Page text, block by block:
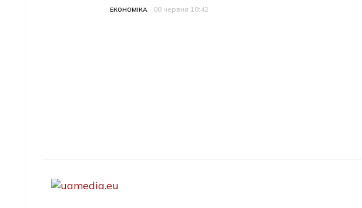
Категорія
ЕКОНОМІКА
Дата публікації
08 червня 18:42